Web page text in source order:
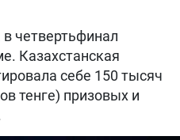
четвертьфинал
Казахстанская
себе 150 тысяч
тенге) призовых и